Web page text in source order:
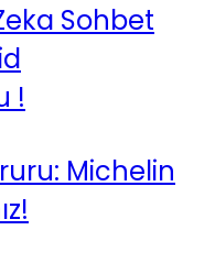
Sohbet
!
Michelin